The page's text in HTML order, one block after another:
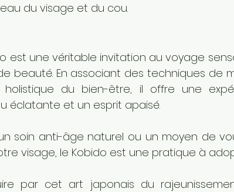
du visage et du cou.
est une véritable invitation au voyage
beauté. En associant des techniques de
du bien-être, il offre une
éclatante et un esprit apaisé.
soin anti-âge naturel ou un moyen de
visage, le Kobido est une pratique à
par cet art japonais du